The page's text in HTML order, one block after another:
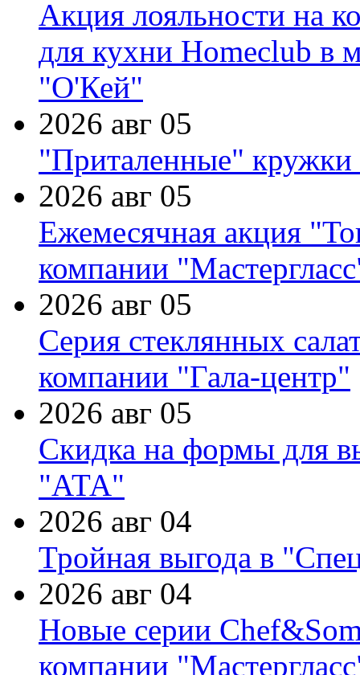
Акция лояльности на
для кухни Homeclub в
"О'Кей"
2026 авг 05
"Приталенные" кружки
2026 авг 05
Ежемесячная акция
компании
2026 авг 05
Серия стеклянных
компании "Гала-центр"
2026 авг 05
Скидка на формы для
"АТА"
2026 авг 04
Тройная выгода в
2026 авг 04
Новые серии
компании